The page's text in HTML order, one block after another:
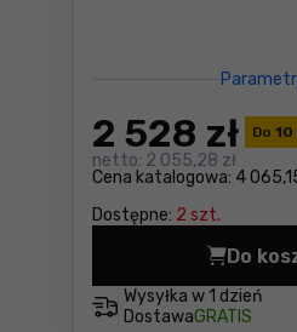
Do
Cena katalogowa: 4
2 528 zł
netto: 2 055,28 zł
Dostępne: 2 szt.
Wysyłka w 1 dzień
DostawaGRATIS
Do